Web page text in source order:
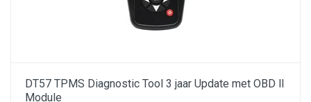
DT57 TPMS Diagnostic Tool 3 jaar Update met OBD ll
Module